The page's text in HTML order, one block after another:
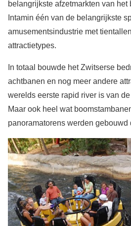
belangrijkste afzetmarkten van
Intamin één van de belangrijkste
amusementsindustrie met
attractietypes.
In totaal bouwde het Zwitserse
achtbanen en nog meer andere
werelds eerste rapid river is van
Maar ook heel wat
panoramatorens werden gebouwd